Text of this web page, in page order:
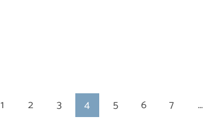
1 2 3 4 5 6 7 …